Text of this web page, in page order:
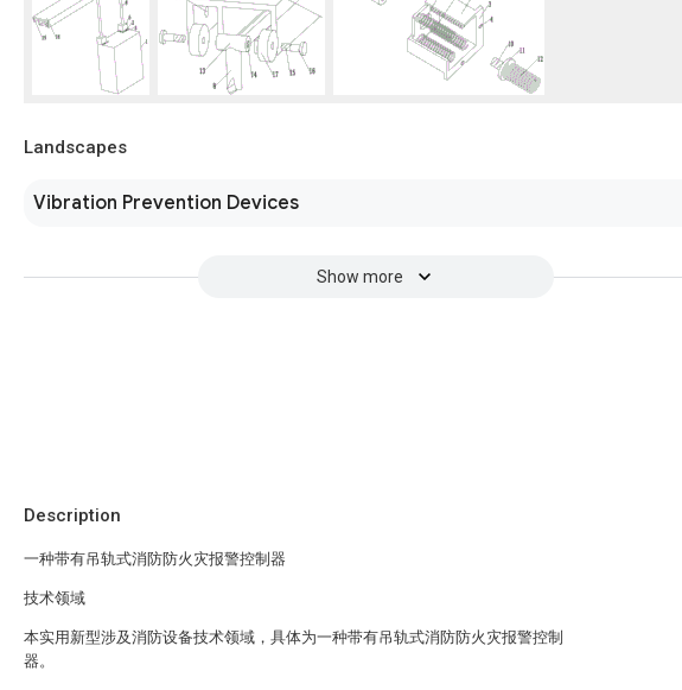
Landscapes
Vibration Prevention Devices
Show more
Description
一种带有吊轨式消防防火灾报警控制器
技术领域
本实用新型涉及消防设备技术领域，具体为一种带有吊轨式消防防火灾报警控制
器。